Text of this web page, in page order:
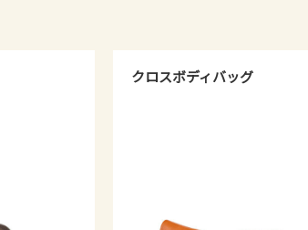
クロスボディバッグ